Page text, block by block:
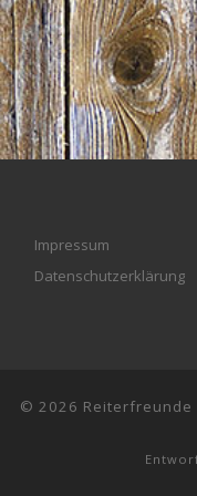
Impressum
Datenschutzerklärung
© 2026 Reiterfreunde